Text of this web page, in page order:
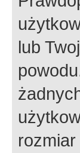
lub